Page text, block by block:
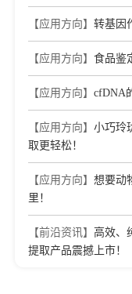
【应用方向】 转基因
【应用方向】 食品鉴
【应用方向】 cfDNA
【应用方向】 小巧玲
取更轻松！
【应用方向】 想要动
里！
【前沿资讯】 高效、
提取产品震撼上市！